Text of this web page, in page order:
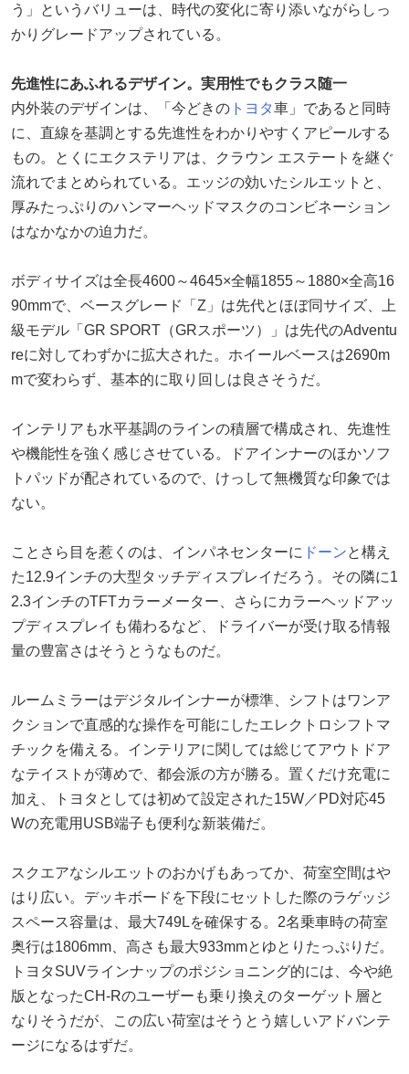
う」というバリューは、時代の変化に寄り添いながらしっ
かりグレードアップされている。
先進性にあふれるデザイン。実用性でもクラス随一
内外装のデザインは、「今どきの トヨタ車」であると同時
に、直線を基調とする先進性をわかりやすくアピールする
もの。とくにエクステリアは、クラウン エステートを継ぐ
流れでまとめられている。エッジの効いたシルエットと、
厚みたっぷりのハンマーヘッドマスクのコンビネーション
はなかなかの迫力だ。
ボディサイズは全長4600～4645×全幅1855～1880×全高16
90mmで、ベースグレード「Z」は先代とほぼ同サイズ、上
級モデル「GR SPORT（GRスポーツ）」は先代のAdventu
reに対してわずかに拡大された。ホイールベースは2690m
mで変わらず、基本的に取り回しは良さそうだ。
インテリアも水平基調のラインの積層で構成され、先進性
や機能性を強く感じさせている。ドアインナーのほかソフ
トパッドが配されているので、けっして無機質な印象では
ない。
ことさら目を惹くのは、インパネセンターに ドーンと構え
た12.9インチの大型タッチディスプレイだろう。その隣に1
2.3インチのTFTカラーメーター、さらにカラーヘッドアッ
プディスプレイも備わるなど、ドライバーが受け取る情報
量の豊富さはそうとうなものだ。
ルームミラーはデジタルインナーが標準、シフトはワンア
クションで直感的な操作を可能にしたエレクトロシフトマ
チックを備える。インテリアに関しては総じてアウトドア
なテイストが薄めで、都会派の方が勝る。置くだけ充電に
加え、トヨタとしては初めて設定された15W／PD対応45
Wの充電用USB端子も便利な新装備だ。
スクエアなシルエットのおかげもあってか、荷室空間はや
はり広い。デッキボードを下段にセットした際のラゲッジ
スペース容量は、最大749Lを確保する。2名乗車時の荷室
奥行は1806mm、高さも最大933mmとゆとりたっぷりだ。
トヨタSUVラインナップのポジショニング的には、今や絶
版となったCH-Rのユーザーも乗り換えのターゲット層と
なりそうだが、この広い荷室はそうとう嬉しいアドバンテ
ージになるはずだ。